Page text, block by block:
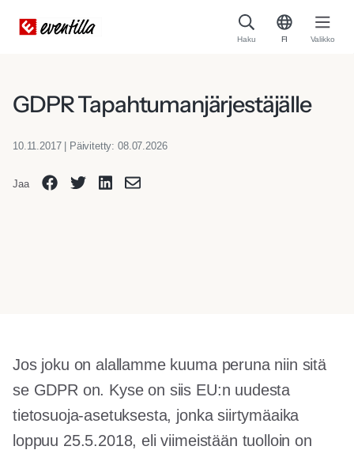
Haku FI Valikko
GDPR Tapahtumanjärjestäjälle
10.11.2017 | Päivitetty: 08.07.2026
Jaa
Jos joku on alallamme kuuma peruna niin sitä
se GDPR on. Kyse on siis EU:n uudesta
tietosuoja-asetuksesta, jonka siirtymäaika
loppuu 25.5.2018, eli viimeistään tuolloin on